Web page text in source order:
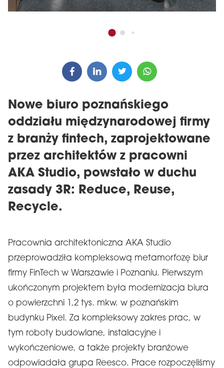
Nowe biuro poznańskiego
oddziału międzynarodowej firmy
z branży fintech, zaprojektowane
przez architektów z pracowni
AKA Studio, powstało w duchu
zasady 3R: Reduce, Reuse,
Recycle.
Pracownia architektoniczna AKA Studio
przeprowadziła kompleksową metamorfozę biur
firmy FinTech w Warszawie i Poznaniu. Pierwszym
ukończonym projektem była modernizacja biura
o powierzchni 1,2 tys. mkw. w poznańskim
budynku Pixel. Za kompleksowy zakres prac, w
tym roboty budowlane, instalacyjne i
wykończeniowe, a także projekty branżowe
odpowiadała grupa Reesco. Prace rozpoczęliśmy